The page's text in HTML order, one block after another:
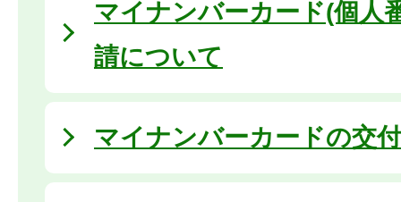
マイナンバーカード(個人
請について
マイナンバーカードの交